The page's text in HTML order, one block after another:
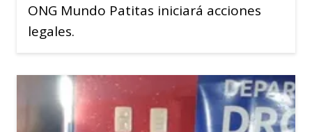
ONG Mundo Patitas iniciará acciones
legales.